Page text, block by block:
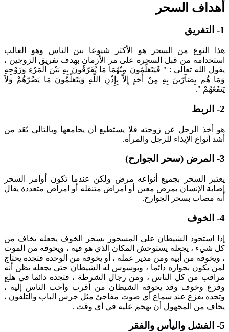
أهداف السحر
1- التفريق
هذا النوع من السحر هو الأكثر شيوعا بين الناس وهو الغالب
استخدامه من قبل السحرة على مر الأزمان بهدف تفريق الزوجين ،
يقول الله تعالى : " فَيَتَعَلّمُونَ مِنْهُمَا مَا يُفَرّقُونَ بِهِ بَيْنَ الْمَرْءِ وَزَوْجِهِ
وَمَا هُم بِضَآرّينَ بِهِ مِنْ أَحَدٍ إِلاّ بِإِذْنِ اللّهِ وَيَتَعَلّمُونَ مَا يَضُرّهُمْ وَلاَ
يَنفَعُهُمْ ".
2- الربط
هو أخذ الرجل عن زوجته فلا يستطيع أن يجامعها وبالتالي يُعَد من
أشد أنواع الإيذاء للرجل والمرأة.
3- المرض (سحر الجوارح)
يعتبر السحر بجميع أنواعه مرض ولكن عندما تكون أوامر السحر
إصابة الإنسان بمرض معين أو امراض متنقله أو امراض متعددة يقال
أنه مصاب بسحر الجوارح.
4- الخوف
إذا استحوذ الشيطان على المسحور بسحر الخوف يجعله يخاف من
كل شيء ، يجعله يستوحش المكان الذي هو فيه ، ويخوفه من الموت
، ويخوفه من أبيه ومن مدير عمله ، أو يخوفه من الوحدة فتجده يحتاج
لمن يكون بجواره دائما ، ويوسوس له الشيطان حتى يجعله يظن أنه
مراقب من كل الناس ، ومن رجال الشرطة ، فتجده دائما في هلع
وفزع وخوف وقد يخوفه الشيطان من أقرب وأحب الناس إليه ،
وتجده يفزع عند سماع أي صوت مفاجئ مثل جرس الباب والتلفون ،
يخاف من المجهول أن يهجم عليه في أي وقت .
5- الفشل واليأس والفقر